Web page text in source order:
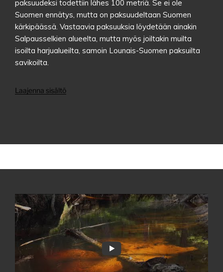
paksuudeksi todettiin lähes 100 metriä. Se ei ole
Suomen ennätys, mutta on paksuudeltaan Suomen
kärkipäässä. Vastaavia paksuuksia löydetään ainakin
Salpausselkien alueelta, mutta myös joiltakin muilta
isoilta harjualueilta, samoin Lounais-Suomen paksuilta
savikoilta.
Laajenna sisältö